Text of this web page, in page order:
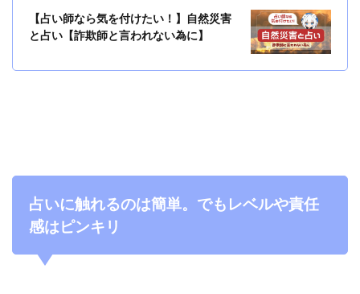
【占い師なら気を付けたい！】自然災害
と占い【詐欺師と言われない為に】
占いに触れるのは簡単。でもレベルや責任
感はピンキリ